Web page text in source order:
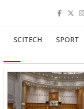
SCITECH SPORT